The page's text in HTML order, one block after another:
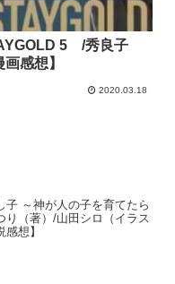
5 /秀良子
画感想】
2020.03.18
子 ～神が人の子を育てたら
（著）/山田シロ（イラス
想】